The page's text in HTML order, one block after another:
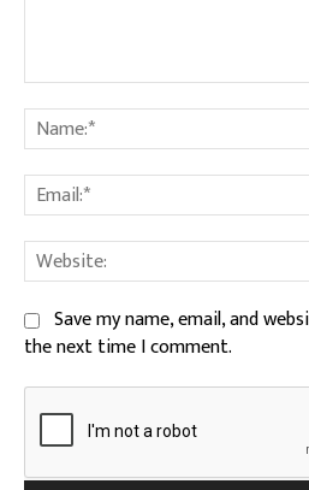
Save my name, email, and
the next time I comment.